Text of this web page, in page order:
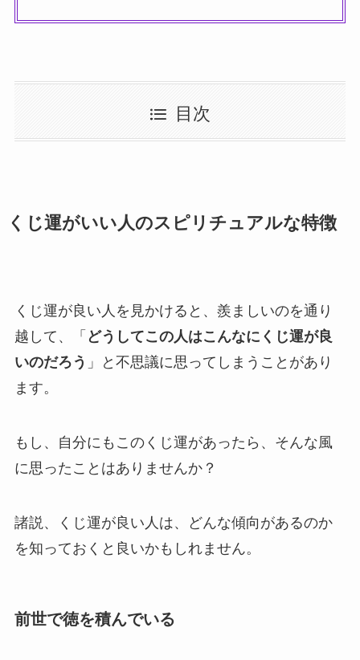
目次
くじ運がいい人のスピリチュアルな特徴
くじ運が良い人を見かけると、羨ましいのを通り
越して、「 どうしてこの人はこんなにくじ運が良
いのだろう 」と不思議に思ってしまうことがあり
ます。
もし、自分にもこのくじ運があったら、そんな風
に思ったことはありませんか？
諸説、くじ運が良い人は、どんな傾向があるのか
を知っておくと良いかもしれません。
前世で徳を積んでいる